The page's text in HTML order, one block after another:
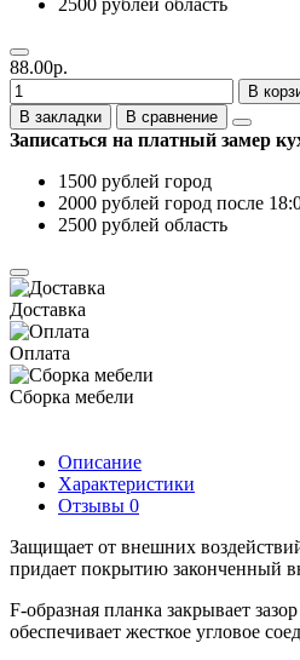
88.00р.
В
В закладки
В сравнение
Записаться на платный замер
1500 рублей город
2000 рублей город после
2500 рублей область
Доставка
Оплата
Сборка мебели
Описание
Характеристики
Отзывы 0
Защищает от внешних
придает покрытию законченный
F-образная планка закрывает
обеспечивает жесткое угловое